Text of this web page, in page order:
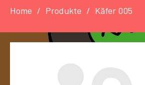
Home Produkte Käfer 005